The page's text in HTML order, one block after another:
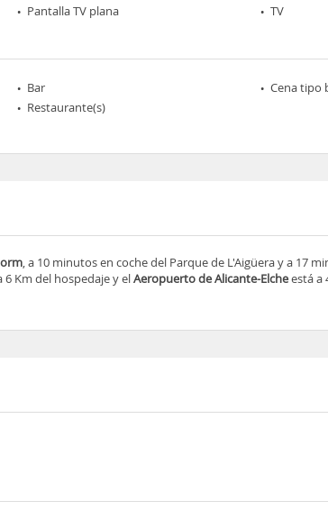
Pantalla TV plana
TV
Bar
Cena tipo
Restaurante(s)
, a 10 minutos en coche del Parque de L'Aigüera y a 17
6 Km del hospedaje y elAeropuerto de Alicante-Elcheestá a